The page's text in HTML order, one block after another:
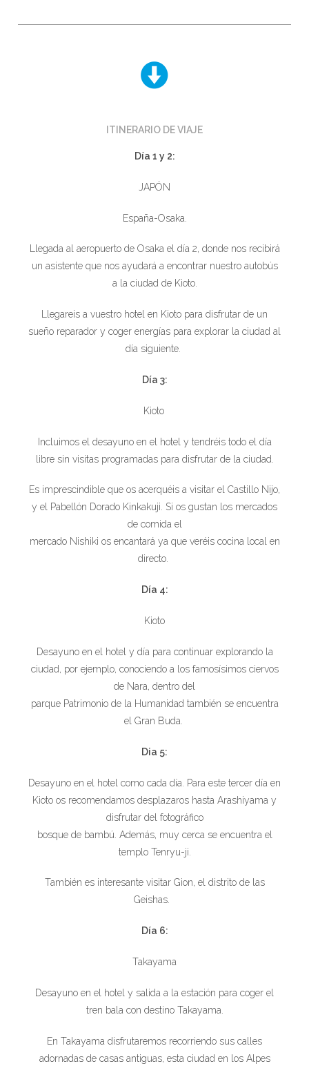
ITINERARIO DE VIAJE
Día 1 y 2:
JAPÓN
España-Osaka.
Llegada al aeropuerto de Osaka el día 2, donde nos recibirá
un asistente que nos ayudará a encontrar nuestro autobús
a la ciudad de Kioto.
Llegareis a vuestro hotel en Kioto para disfrutar de un
sueño reparador y coger energías para explorar la ciudad al
día siguiente.
Día 3:
Kioto
Incluimos el desayuno en el hotel y tendréis todo el día
libre sin visitas programadas para disfrutar de la ciudad.
Es imprescindible que os acerquéis a visitar el Castillo Nijo,
y el Pabellón Dorado Kinkakuji. Si os gustan los mercados
de comida el
mercado Nishiki os encantará ya que veréis cocina local en
directo.
Día 4:
Kioto
Desayuno en el hotel y día para continuar explorando la
ciudad, por ejemplo, conociendo a los famosísimos ciervos
de Nara, dentro del
parque Patrimonio de la Humanidad también se encuentra
el Gran Buda.
Dia 5:
Desayuno en el hotel como cada día. Para este tercer día en
Kioto os recomendamos desplazaros hasta Arashiyama y
disfrutar del fotográfico
bosque de bambú. Además, muy cerca se encuentra el
templo Tenryu-ji.
También es interesante visitar Gion, el distrito de las
Geishas.
Día 6:
Takayama
Desayuno en el hotel y salida a la estación para coger el
tren bala con destino Takayama.
En Takayama disfrutaremos recorriendo sus calles
adornadas de casas antiguas, esta ciudad en los Alpes